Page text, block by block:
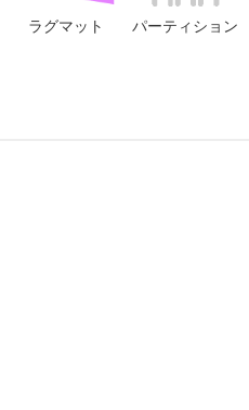
ラグマット パーティション